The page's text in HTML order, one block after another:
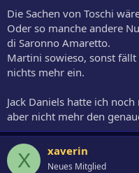
Die Sachen von Toschi
Oder so manche andere
di Saronno Amaretto.
Martini sowieso, sonst
nichts mehr ein.
Jack Daniels hatte ich
aber nicht mehr den
X xaverin
Neues Mitglied